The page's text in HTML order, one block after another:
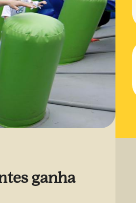
ganha